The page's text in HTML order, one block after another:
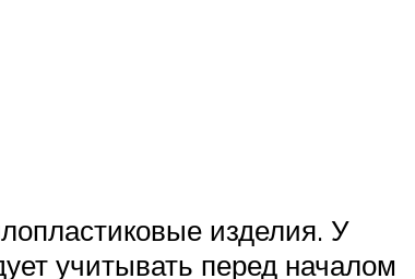
изделия. У
учитывать перед началом